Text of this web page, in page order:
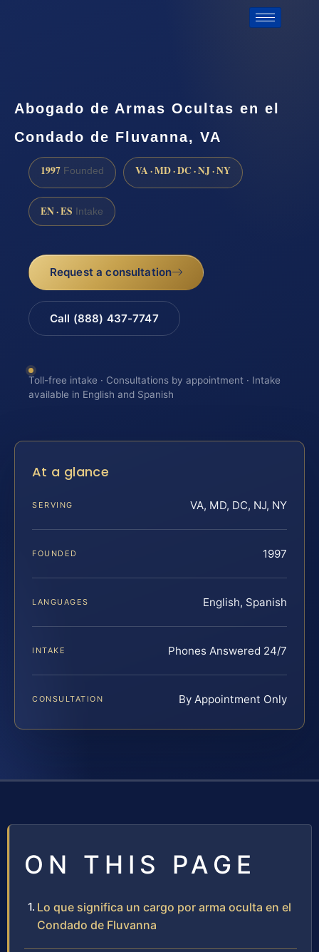
Abogado de Armas Ocultas en el
Condado de Fluvanna, VA
1997 Founded VA · MD · DC · NJ · NY
EN · ES Intake
Request a consultation
Call (888) 437-7747
Toll-free intake · Consultations by appointment · Intake
available in English and Spanish
At a glance
SERVING VA, MD, DC, NJ, NY
FOUNDED 1997
LANGUAGES English, Spanish
INTAKE Phones Answered 24/7
CONSULTATION By Appointment Only
ON THIS PAGE
Lo que significa un cargo por arma oculta en el
Condado de Fluvanna